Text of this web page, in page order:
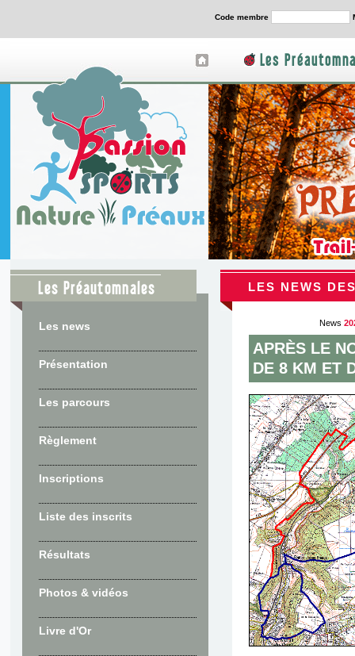
Code membre
Les
Les Préautomnales
Les news
Présentation
Les parcours
Règlement
Inscriptions
Liste des inscrits
Résultats
Photos & vidéos
Livre d'Or
LES NEWS
News
APRÈS LE
DE 8 KM ET